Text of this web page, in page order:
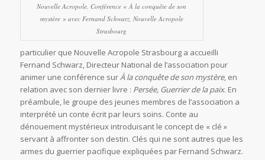
Nouvelle Acropole, Conférence « À la conquête de son
mystère » avec Fernand Schwarz, Nouvelle Acropole
Strasbourg
particulier que Nouvelle Acropole Strasbourg a accueilli
Fernand Schwarz, Directeur National de l’association pour
animer une conférence sur À la conquête de son mystère, en
relation avec son dernier livre : Persée, Guerrier de la paix. En
préambule, le groupe des jeunes membres de l’association a
interprété un conte écrit par leurs soins. Conte au
dénouement mystérieux introduisant le concept de « clé »
servant à affronter son destin. Clés qui ne sont autres que les
armes du guerrier pacifique expliquées par Fernand Schwarz.